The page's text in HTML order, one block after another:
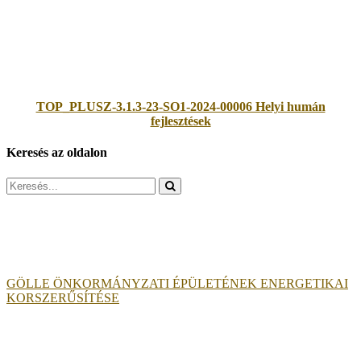
TOP_PLUSZ-3.1.3-23-SO1-2024-00006 Helyi humán
fejlesztések
Keresés az oldalon
Search
for:
GÖLLE ÖNKORMÁNYZATI ÉPÜLETÉNEK ENERGETIKAI
KORSZERŰSÍTÉSE